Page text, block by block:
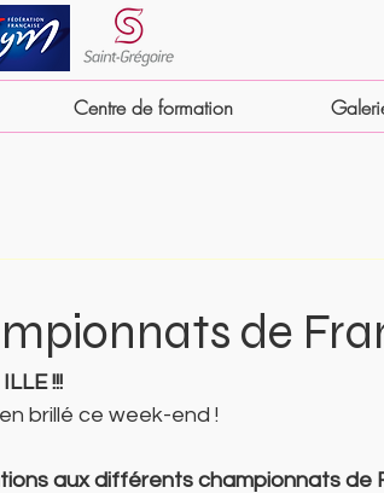
Centre de formation
de
!!!
brillé ce week-end !
aux différents championnats de